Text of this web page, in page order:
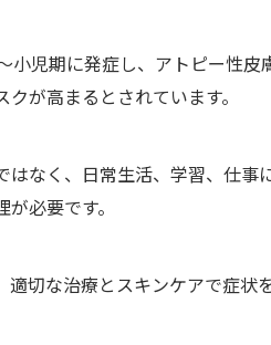
小児期に発症し、アトピー性
が高まるとされています。
はなく、日常生活、学習、仕事
必要です。
適切な治療とスキンケアで症状